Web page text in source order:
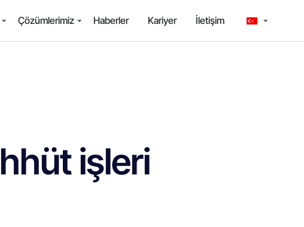
Çözümlerimiz Haberler Kariyer İletişim
işleri